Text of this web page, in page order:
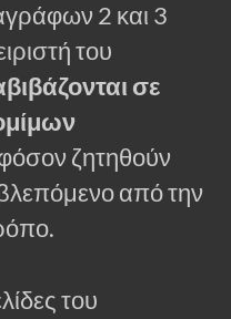
2 και 3
του
σε
ζητηθούν
από την
του